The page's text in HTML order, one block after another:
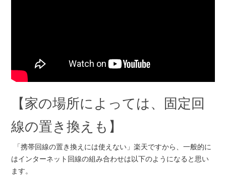
【家の場所によっては、固定回
線の置き換えも】
「携帯回線の置き換えには使えない」楽天ですから、一般的に
はインターネット回線の組み合わせは以下のようになると思い
ます。